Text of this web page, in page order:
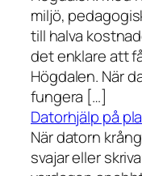
miljö,
till halva
det enklare att
Högdalen. När
fungera […]
Datorhjälp på
När datorn
svajar eller